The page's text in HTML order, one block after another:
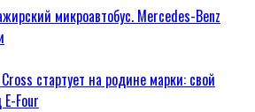
микроавтобус. Mercedes-Benz
стартует на родине марки: свой
Four